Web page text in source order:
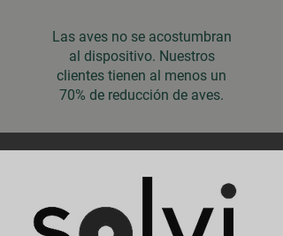
Las aves no se acostumbran
al dispositivo. Nuestros
clientes tienen al menos un
70% de reducción de aves.